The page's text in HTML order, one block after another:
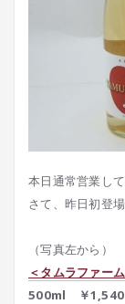
本日通常営業し
さて、昨日初登
（写真左から）
＜タムラファー
500ml ￥1,540